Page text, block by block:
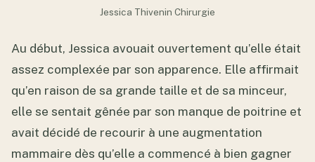
Jessica Thivenin Chirurgie
Au début, Jessica avouait ouvertement qu’elle était
assez complexée par son apparence. Elle affirmait
qu’en raison de sa grande taille et de sa minceur,
elle se sentait gênée par son manque de poitrine et
avait décidé de recourir à une augmentation
mammaire dès qu’elle a commencé à bien gagner